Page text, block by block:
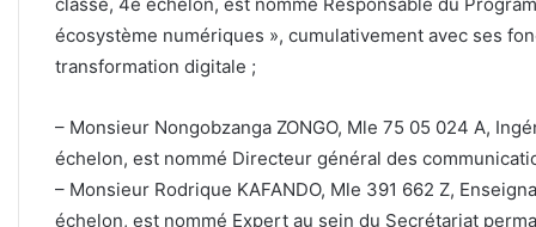
écosystème numériques », cumulativement avec ses
transformation digitale ;
– Monsieur Nongobzanga ZONGO, Mle 75 05 024 A,
échelon, est nommé Directeur général des
– Monsieur Rodrique KAFANDO, Mle 391 662 Z,
échelon, est nommé Expert au sein du Secrétariat